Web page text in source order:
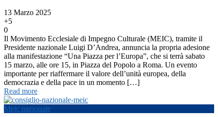
13 Marzo 2025
+5
0
Il Movimento Ecclesiale di Impegno Culturale (MEIC), tramite il
Presidente nazionale Luigi D’Andrea, annuncia la propria adesione
alla manifestazione “Una Piazza per l’Europa”, che si terrà sabato
15 marzo, alle ore 15, in Piazza del Popolo a Roma. Un evento
importante per riaffermare il valore dell’unità europea, della
democrazia e della pace in un momento […]
Read more
Meic nazionale